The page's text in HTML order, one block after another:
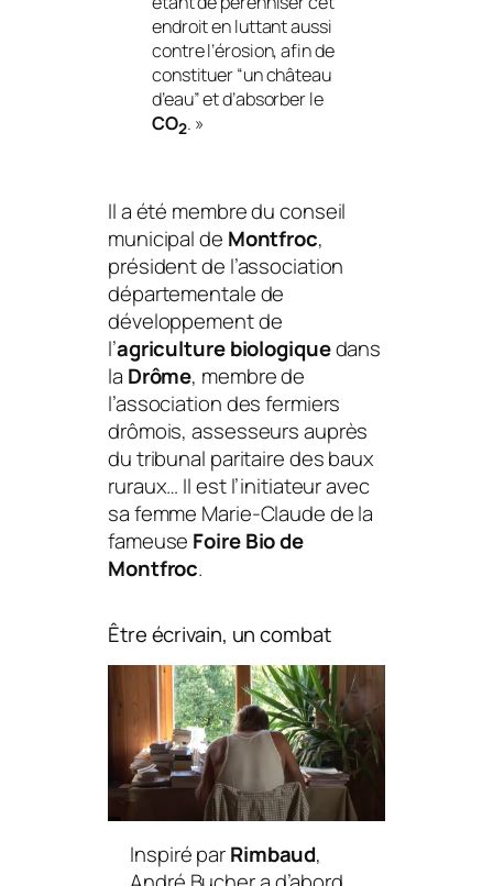
endroit en luttant aussi
contre l’érosion, afin de
constituer “un château
d’eau” et d’absorber le
CO2. »
Il a été membre du conseil
municipal de Montfroc,
président de l’association
départementale de
développement de
l’agriculture biologiquedans
la Drôme, membre de
l’association des fermiers
drômois, assesseurs auprès
du tribunal paritaire des baux
ruraux… Il est l’initiateur avec
sa femme Marie-Claude de la
fameuse Foire Bio de
Montfroc.
Être écrivain, un combat
Inspiré parRimbaud,